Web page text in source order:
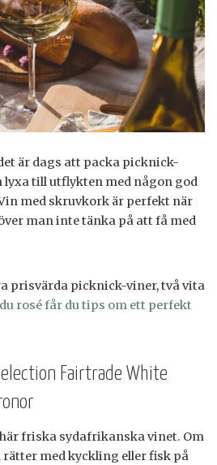
är dags att packa picknick-
till utflykten med någon god
med skruvkork är perfekt när
man inte tänka på att få med
prisvärda picknick-viner, två vita
rosé får du tips om ett perfekt
Fairtrade White
friska sydafrikanska vinet. Om
med kyckling eller fisk på